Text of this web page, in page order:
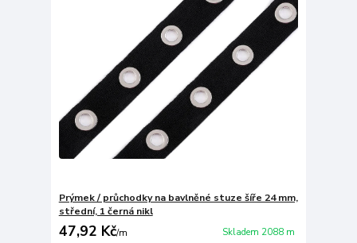
Prýmek / průchodky na bavlněné stuze šíře 24 mm,
střední, 1 černá nikl
47,92 Kč/m Skladem 2088 m